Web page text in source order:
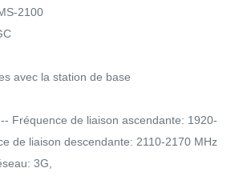
2100
avec la station de base
Fréquence de liaison ascendante: 1920-
de liaison descendante: 2110-2170 MHz
3G,